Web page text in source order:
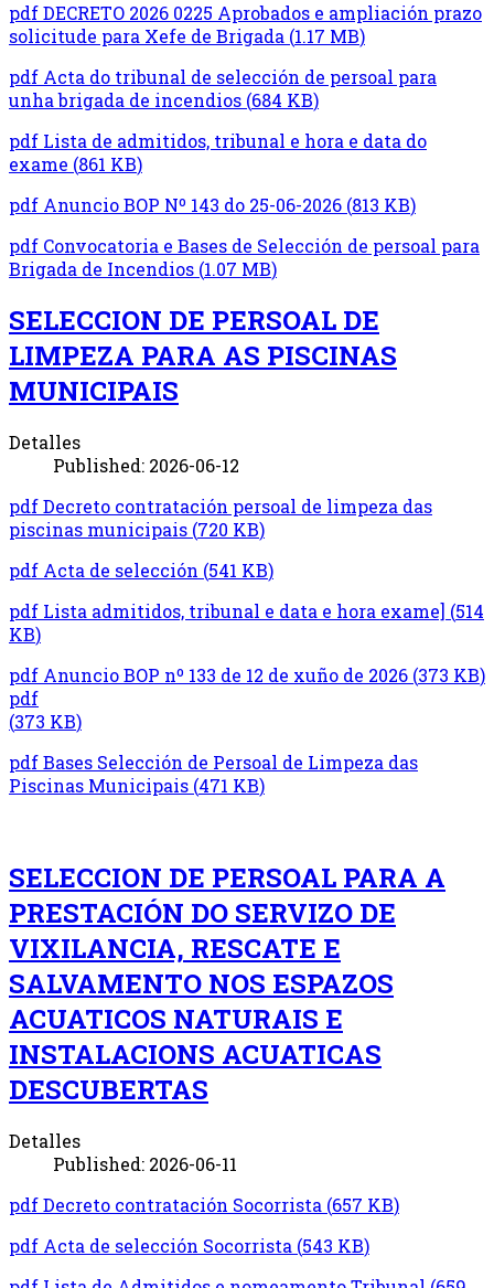
pdfDECRETO 2026 0225 Aprobados e ampliación prazo
solicitude para Xefe de Brigada (1.17 MB)
pdf Acta do tribunal de selección de persoal para
unha brigada de incendios (684 KB)
pdf Lista de admitidos, tribunal e hora e data do
exame (861 KB)
pdf Anuncio BOP Nº 143 do 25-06-2026 (813 KB)
pdf Convocatoria e Bases de Selección de persoal para
Brigada de Incendios (1.07 MB)
SELECCION DE PERSOAL DE
LIMPEZA PARA AS PISCINAS
MUNICIPAIS
Detalles
Published: 2026-06-12
pdfDecreto contratación persoal de limpeza das
piscinas municipais (720 KB)
pdf Acta de selección (541 KB)
pdf Lista admitidos, tribunal e data e hora exame] (514
KB)
pdf Anuncio BOP nº 133 de 12 de xuño de 2026 (373 KB)
pdf
(373 KB)
pdfBases Selección de Persoal de Limpeza das
Piscinas Municipais (471 KB)
SELECCION DE PERSOAL PARA A
PRESTACIÓN DO SERVIZO DE
VIXILANCIA, RESCATE E
SALVAMENTO NOS ESPAZOS
ACUATICOS NATURAIS E
INSTALACIONS ACUATICAS
DESCUBERTAS
Detalles
Published: 2026-06-11
pdfDecreto contratación Socorrista (657 KB)
pdf Acta de selección Socorrista (543 KB)